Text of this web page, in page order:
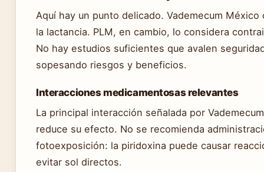
Aquí hay un punto delicado. Vademecum
la lactancia. PLM, en cambio, lo considera
No hay estudios suficientes que avalen
sopesando riesgos y beneficios.
Interacciones medicamentosas relevantes
La principal interacción señalada por
reduce su efecto. No se recomienda
fotoexposición: la piridoxina puede causar
evitar sol directos.